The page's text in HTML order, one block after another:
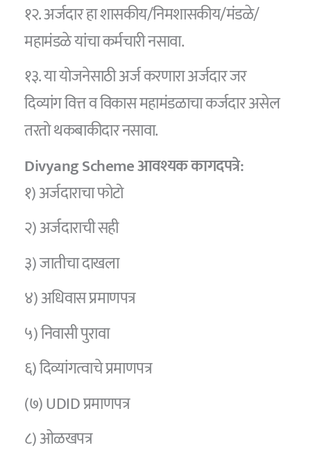
१२. अर्जदार हा शासकीय/निमशासकीय/मंडळे/
महामंडळे यांचा कर्मचारी नसावा.
१३. या योजनेसाठी अर्ज करणारा अर्जदार जर
दिव्यांग वित्त व विकास महामंडळाचा कर्जदार असेल
तरतो थकबाकीदार नसावा.
Divyang Scheme आवश्यक कागदपत्रे:
१) अर्जदाराचा फोटो
२) अर्जदाराची सही
३) जातीचा दाखला
४) अधिवास प्रमाणपत्र
५) निवासी पुरावा
६) दिव्यांगत्वाचे प्रमाणपत्र
(७) UDID प्रमाणपत्र
८) ओळखपत्र